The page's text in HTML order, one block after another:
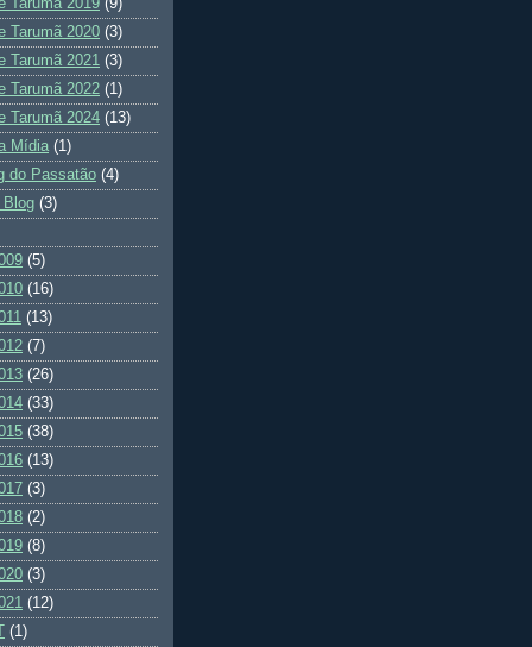
Tarumã 2020 (3)
Tarumã 2021 (3)
Tarumã 2022 (1)
Tarumã 2024 (13)
Mídia (1)
do Passatão (4)
Blog (3)
(5)
(16)
(13)
(7)
(26)
(33)
(38)
(13)
(3)
(2)
(8)
(3)
(12)
(1)